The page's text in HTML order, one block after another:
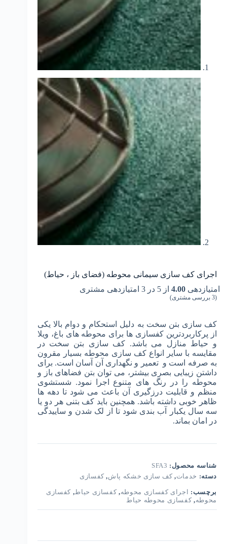
اجرای کف سازی سیمانی محوطه (فضای باز ، حیاط)
امتیازدهی 4.00از 5 در 3امتیازدهی مشتری
(
3 بررسی مشتری)
کف سازی بتن سخت به دلیل استحکام و دوام بالا یکی
از پرکاربردترین کفسازی ها برای محوطه های باغ، ویلا
و حیاط منازل می باشد. کف سازی بتن سخت در
مقایسه با سایر انواع کف سازی محوطه بسیار مقرون
به صرفه است و تعمیر و نگهداری آن آسان است. برای
داشتن زیبایی بصری بیشتر، می توان بتن فضاهای باز و
محوطه را در رنگ های متنوع اجرا نمود. شستشوی
منظم و قابلیت درزگیری آن باعث می شود تا دهه ها
ظاهر خوبی داشته باشد. همچنین باید کف بتنی هر دو یا
سه سال یکبار آب بندی شود تا از لک شدن و ساییدگی
در امان بماند.
شناسه محصول: SFA3
دسته: خدمات, کف سازی خشکه پاش, کفسازی
برچسب: اجرای کفسازی محوطه, کفسازی حیاط, کفسازی
محوطه, کفسازی محوطه حیاط